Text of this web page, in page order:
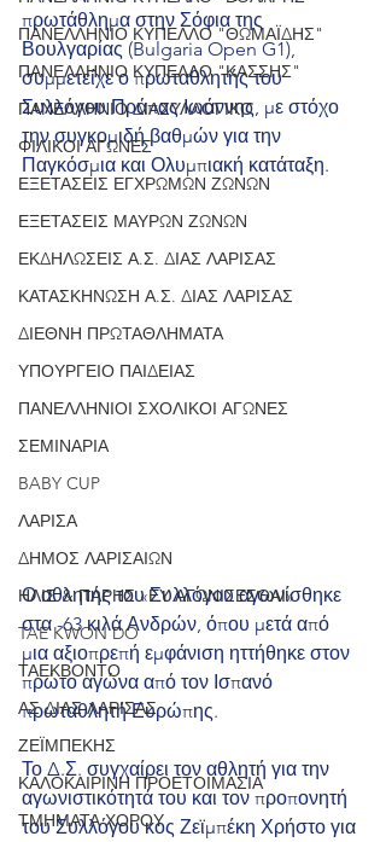
ΠΑΝΕΛΛΗΝΙΟ ΚΥΠΕΛΛΟ "ΘΩΜΑΪΔΗΣ"
ΠΑΝΕΛΛΗΝΙΟ ΚΥΠΕΛΛΟ "ΚΑΣΣΗΣ"
ΠΑΝΕΛΛΗΝΙΟ ΔΙΑΣΥΛΛΟΓΙΚΟ
ΦΙΛΙΚΟΙ ΑΓΩΝΕΣ
ΕΞΕΤΑΣΕΙΣ ΕΓΧΡΩΜΩΝ ΖΩΝΩΝ
ΕΞΕΤΑΣΕΙΣ ΜΑΥΡΩΝ ΖΩΝΩΝ
ΕΚΔΗΛΩΣΕΙΣ Α.Σ. ΔΙΑΣ ΛΑΡΙΣΑΣ
ΚΑΤΑΣΚΗΝΩΣΗ Α.Σ. ΔΙΑΣ ΛΑΡΙΣΑΣ
ΔΙΕΘΝΗ ΠΡΩΤΑΘΛΗΜΑΤΑ
ΥΠΟΥΡΓΕΙΟ ΠΑΙΔΕΙΑΣ
ΠΑΝΕΛΛΗΝΙΟΙ ΣΧΟΛΙΚΟΙ ΑΓΩΝΕΣ
ΣΕΜΙΝΑΡΙΑ
BABY CUP
ΛΑΡΙΣΑ
ΔΗΜΟΣ ΛΑΡΙΣΑΙΩΝ
ΗΛΙΣ & ΠΑΡΗΣ «ΕΥ ΑΓΩΝΙΣΕΣΘΑΙ»
TAE KWON DO
ΤΑΕΚΒΟΝΤΟ
ΑΣ ΔΙΑΣ ΛΑΡΙΣΑΣ
ΖΕΪΜΠΕΚΗΣ
ΚΑΛΟΚΑΙΡΙΝΗ ΠΡΟΕΤΟΙΜΑΣΙΑ
ΤΜΗΜΑΤΑ ΧΟΡΟΥ
πρωτάθλημα στην Σόφια της
Βουλγαρίας (Bulgaria Open G1),
συμμετείχε ο πρωταθλητής του
Συλλόγου Πράπας Ιωάννης, με στόχο
την συγκομιδή βαθμών για την
Παγκόσμια και Ολυμπιακή κατάταξη.
Ο αθλητής του Συλλόγου αγωνίσθηκε
στα -63 κιλά Ανδρών, όπου μετά από
μια αξιοπρεπή εμφάνιση ηττήθηκε στον
πρώτο αγώνα από τον Ισπανό
πρωταθλητή Ευρώπης.
Το Δ.Σ. συγχαίρει τον αθλητή για την
αγωνιστικότητά του και τον προπονητή
του Συλλόγου κος Ζεϊμπέκη Χρήστο για